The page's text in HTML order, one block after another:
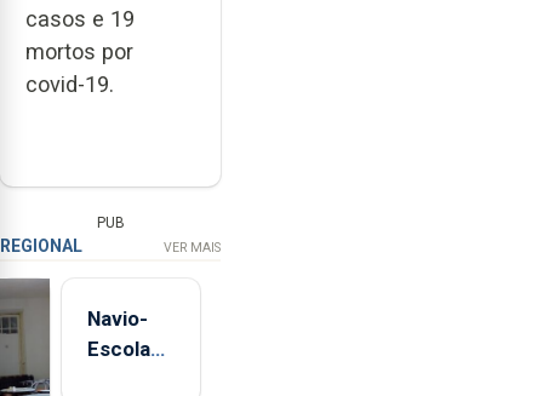
casos e 19
mortos por
covid-19.
PUB
REGIONAL VER MAIS
Navio-
Escola